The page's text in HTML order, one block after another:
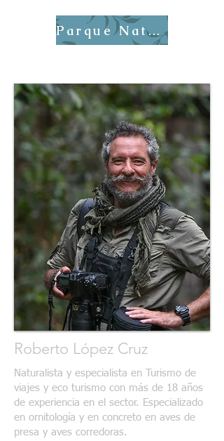
Parque Natural Sierra de Aracena y Picos de Aroche
Roberto López Cruz
Naturalista y especialista en Turismo de
viajes y eco turismo con más de 18 años
de experiencia en el sector. Especializado
en ornitología y en concreto en aves de
presa y aves corredoras.